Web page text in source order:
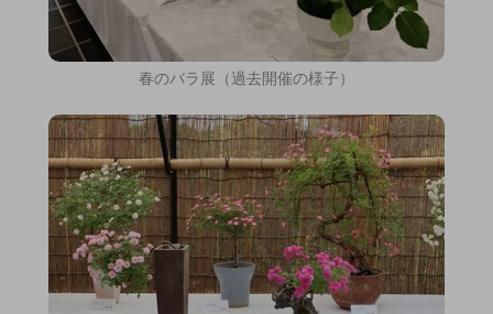
春のバラ展（過去開催の様子）